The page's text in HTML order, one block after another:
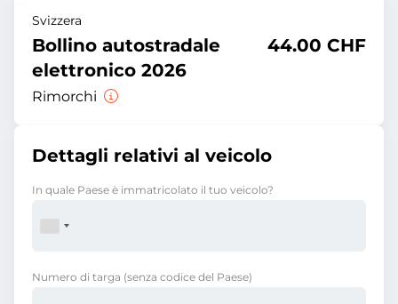
Svizzera
Bollino autostradale
elettronico 2026
Rimorchi
44.00 CHF
Dettagli relativi al veicolo
In quale Paese è immatricolato il tuo veicolo?
Numero di targa (senza codice del Paese)